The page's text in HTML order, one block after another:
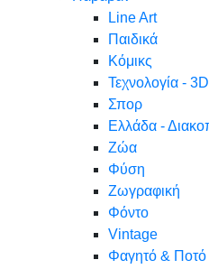
Line Art
Παιδικά
Κόμικς
Τεχνολογία - 3D
Σπορ
Ελλάδα -
Ζώα
Φύση
Ζωγραφική
Φόντο
Vintage
Φαγητό & Ποτό